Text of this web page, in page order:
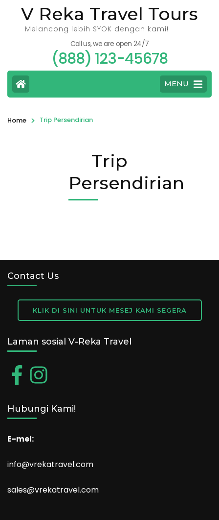
V Reka Travel Tours
Melancong lebih SYOK dengan kami!
Call us, we are open 24/7
(888) 123-45678
MENU
Home > Trip Persendirian
Trip
Persendirian
Contact Us
KLIK DI SINI UNTUK MESEJ KAMI SEGERA
Laman sosial V-Reka Travel
Hubungi Kami!
E-mel:
info@vrekatravel.com
sales@vrekatravel.com